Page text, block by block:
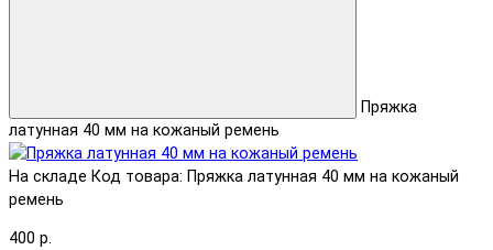
Пряжка
латунная 40 мм на кожаный ремень
На складе Код товара: Пряжка латунная 40 мм на кожаный
ремень
400 р.